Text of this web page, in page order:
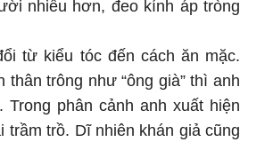
nhiều hơn, đeo kính áp tròng
từ kiểu tóc đến cách ăn mặc.
trông như “ông già” thì anh
phân cảnh anh xuất hiện
trầm trồ. Dĩ nhiên khán giả cũng